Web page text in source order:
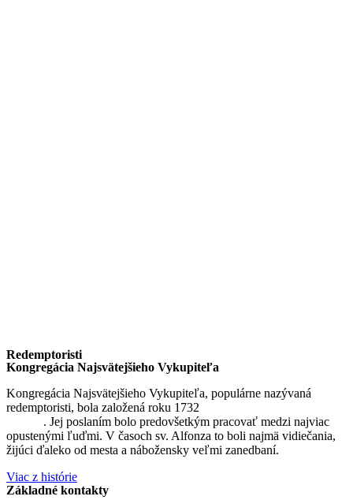
Redemptoristi
Kongregácia Najsvätejšieho Vykupiteľa
Kongregácia Najsvätejšieho Vykupiteľa, populárne nazývaná
redemptoristi, bola založená roku 1732
. Jej poslaním bolo predovšetkým pracovať medzi najviac
opustenými ľuďmi. V časoch sv. Alfonza to boli najmä vidiečania,
žijúci ďaleko od mesta a nábožensky veľmi zanedbaní.
Viac z histórie
Základné kontakty